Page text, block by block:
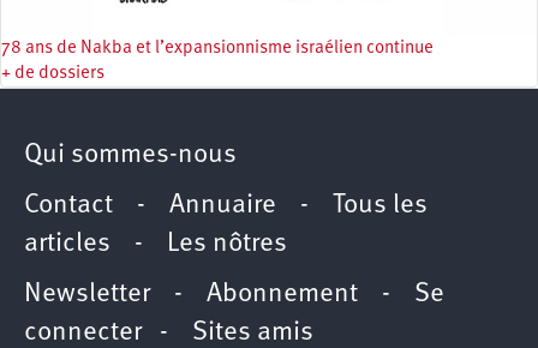
78 ans de Nakba et l’expansionnisme israélien continue
+ de dossiers
Qui sommes-nous
Contact - Annuaire -
Tous les
articles - Les nôtres
Newsletter- Abonnement - Se
connecter- Sites amis